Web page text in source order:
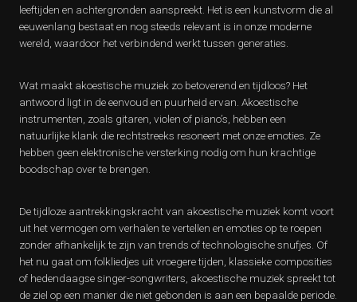
leeftijden en achtergronden aanspreekt. Het is een kunstvorm die al
eeuwenlang bestaat en nog steeds relevant is in onze moderne
wereld, waardoor het verbindend werkt tussen generaties.
Wat maakt akoestische muziek zo betoverend en tijdloos? Het
antwoord ligt in de eenvoud en puurheid ervan. Akoestische
instrumenten, zoals gitaren, violen of piano’s, hebben een
natuurlijke klank die rechtstreeks resoneert met onze emoties. Ze
hebben geen elektronische versterking nodig om hun krachtige
boodschap over te brengen.
De tijdloze aantrekkingskracht van akoestische muziek komt voort
uit het vermogen om verhalen te vertellen en emoties op te roepen
zonder afhankelijk te zijn van trends of technologische snufjes. Of
het nu gaat om folkliedjes uit vroegere tijden, klassieke composities
of hedendaagse singer-songwriters, akoestische muziek spreekt tot
de ziel op een manier die niet gebonden is aan een bepaalde periode.